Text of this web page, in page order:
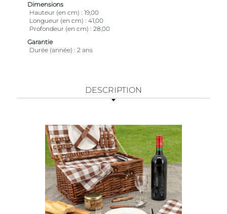
Dimensions
Hauteur (en cm)
19,00
Longueur (en cm)
41,00
Profondeur (en cm)
28,00
Garantie
Durée (année)
2 ans
DESCRIPTION